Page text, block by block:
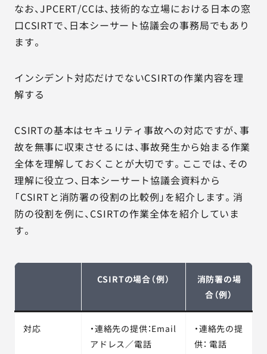
なお、JPCERT/CCは、技術的な立場における日本の窓
口CSIRTで、日本シーサート協議会の事務局でもあり
ます。
インシデント対応だけでないCSIRTの作業内容を理
解する
CSIRTの基本はセキュリティ事故への対応ですが、事
故を無事に収束させるには、事故発生から始まる作業
全体を理解しておくことが大切です。ここでは、その
理解に役立つ、日本シーサート協議会資料から
「CSIRTと消防署の役割の比較例」を紹介します。消
防の役割を例に、CSIRTの作業全体を紹介していま
す。
CSIRTの場合（例）
消防署の場
合（例）
対応
・連絡先の提供：Email
アドレス／電話
・連絡先の提
供： 電話